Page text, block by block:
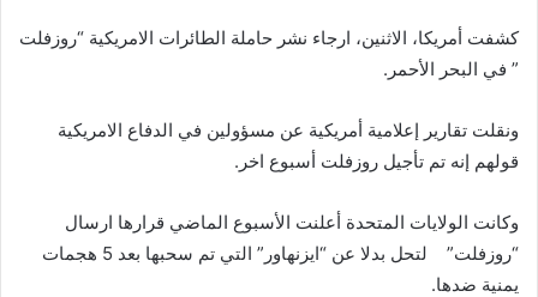
كشفت أمريكا، الاثنين، ارجاء نشر حاملة الطائرات الامريكية “روزفلت
” في البحر الأحمر.
ونقلت تقارير إعلامية أمريكية عن مسؤولين في الدفاع الامريكية
قولهم إنه تم تأجيل روزفلت أسبوع اخر.
وكانت الولايات المتحدة أعلنت الأسبوع الماضي قرارها ارسال
“روزفلت” لتحل بدلا عن “ايزنهاور” التي تم سحبها بعد 5 هجمات
يمنية ضدها.